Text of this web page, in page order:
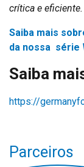
crítica e eficiente.
Saiba mais
da nossa série
Saiba
https://
Parceiros